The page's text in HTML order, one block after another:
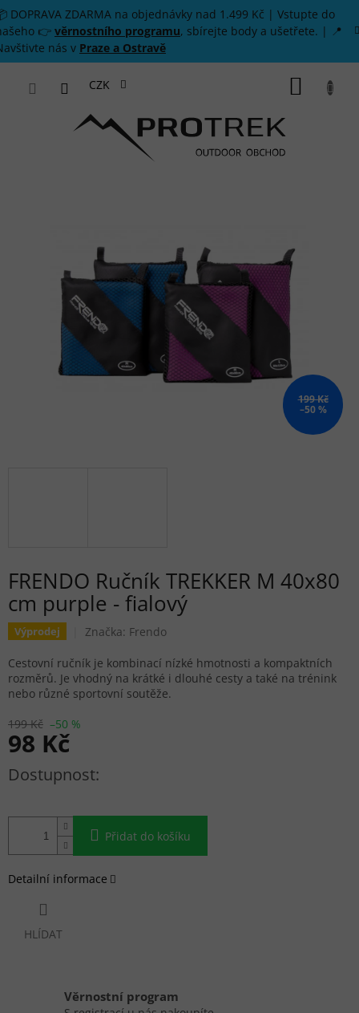
Přejít na obsah
DOPRAVA ZDARMA na objednávky nad 1.499 Kč | Vstupte do
👉 věrnostního programu, sbírejte body a ušetřete. | 📍
nás v Praze a Ostravě
CZK
199 Kč
–50 %
FRENDO Ručník TREKKER M 40x80
cm purple - fialový
Výprodej Značka: Frendo
199 Kč –50 %
98 Kč
Měrná cena:
Přidat do košíku
Cestovní ručník je kombinací nízké hmotnosti a kompaktních
rozměrů. Je vhodný na krátké i dlouhé cesty a také na trénink
nebo různé sportovní soutěže.
Detailní informace
HLÍDAT
Věrnostní program